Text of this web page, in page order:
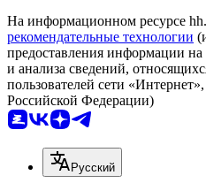
На информационном ресурсе
рекомендательные технологии
предоставления информации на
и анализа сведений,
пользователей сети
Российской Федерации)
Русский